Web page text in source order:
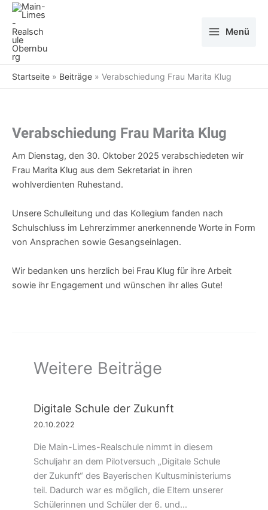
Zum
Inhalt
springen
Menü
Startseite » Beiträge » Verabschiedung Frau Marita Klug
Verabschiedung Frau Marita Klug
Am Dienstag, den 30. Oktober 2025 verabschiedeten wir
Frau Marita Klug aus dem Sekretariat in ihren
wohlverdienten Ruhestand.
Unsere Schulleitung und das Kollegium fanden nach
Schulschluss im Lehrerzimmer anerkennende Worte in Form
von Ansprachen sowie Gesangseinlagen.
Wir bedanken uns herzlich bei Frau Klug für ihre Arbeit
sowie ihr Engagement und wünschen ihr alles Gute!
Weitere Beiträge
Digitale Schule der Zukunft
20.10.2022
Die Main-Limes-Realschule nimmt in diesem
Schuljahr an dem Pilotversuch „Digitale Schule
der Zukunft“ des Bayerischen Kultusministeriums
teil. Dadurch war es möglich, die Eltern unserer
Schülerinnen und Schüler der 6. und…